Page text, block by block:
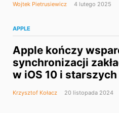
Wojtek Pietrusiewicz 4 lutego 2025
APPLE
Apple kończy
synchronizacji
w iOS 10 i
Krzysztof Kołacz 20 listopada 2024